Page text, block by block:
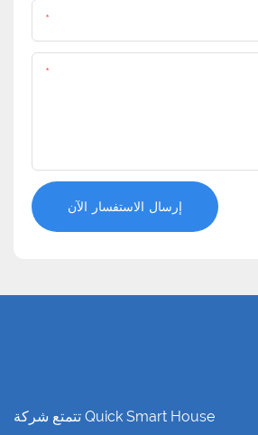
إرسال الاستفسار الآن
تتمتع شركة Quick Smart House